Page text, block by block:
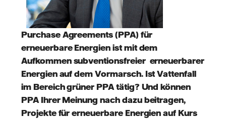
Purchase Agreements (PPA) für
erneuerbare Energien ist mit dem
Aufkommen subventionsfreier erneuerbarer
Energien auf dem Vormarsch. Ist Vattenfall
im Bereich grüner PPA tätig? Und können
PPA Ihrer Meinung nach dazu beitragen,
Projekte für erneuerbare Energien auf Kurs